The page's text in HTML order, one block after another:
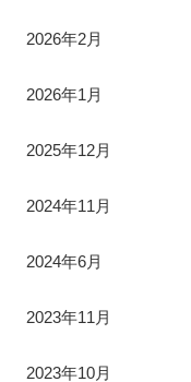
2026年2月
2026年1月
2025年12月
2024年11月
2024年6月
2023年11月
2023年10月